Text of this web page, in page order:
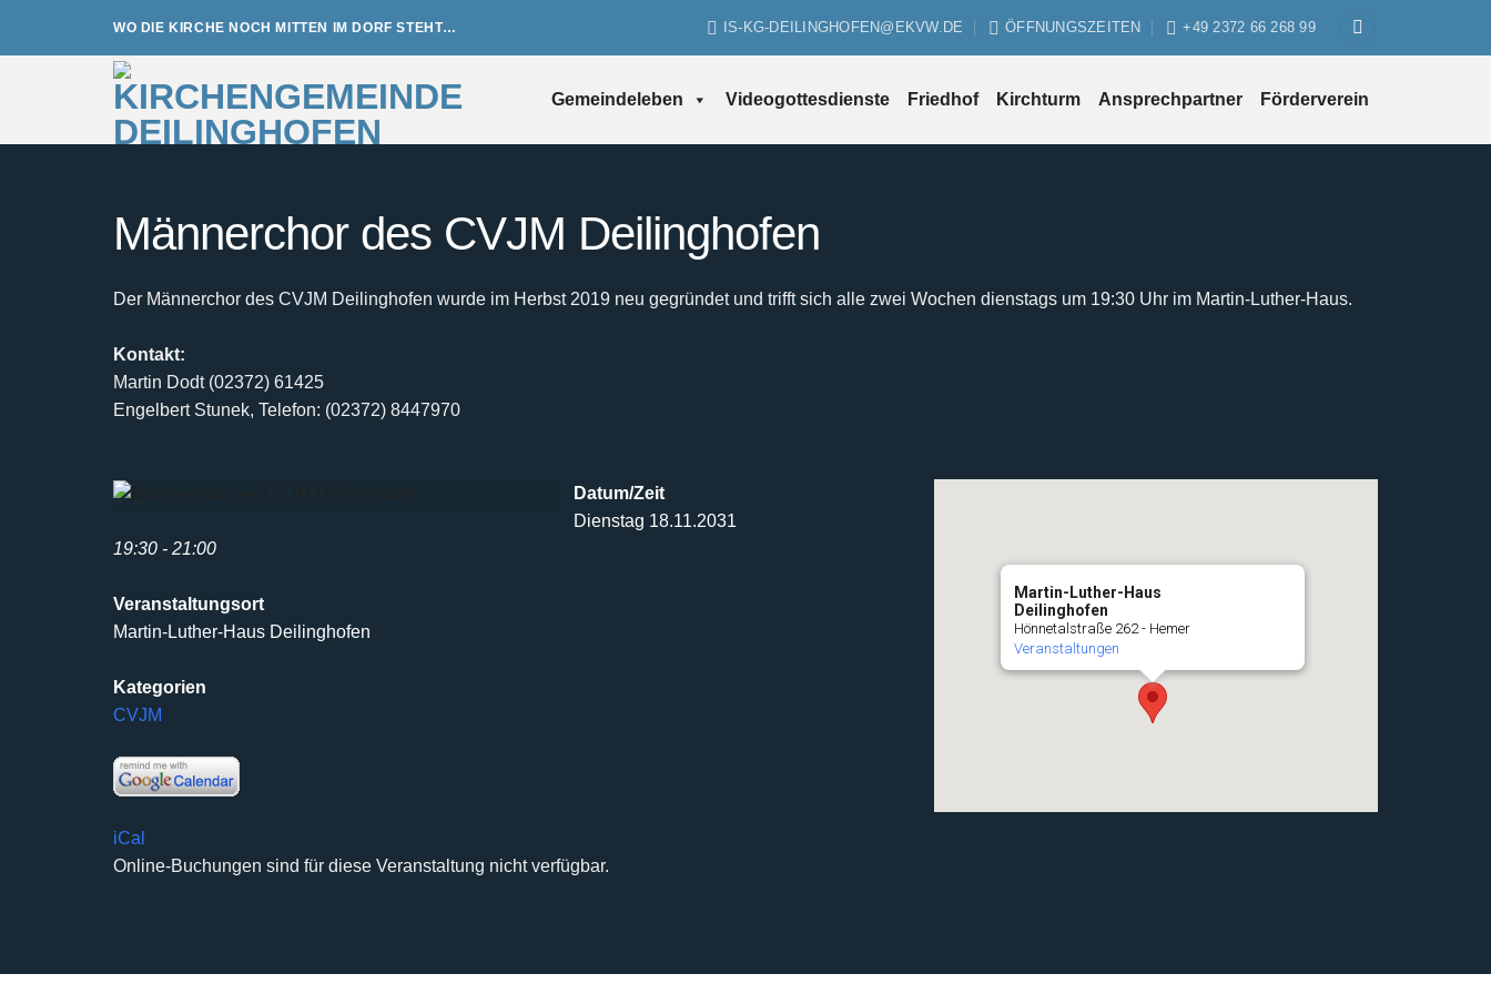
WO DIE KIRCHE NOCH MITTEN IM DORF STEHT… IS-KG-DEILINGHOFEN@EKVW.DE ÖFFNUNGSZEITEN +49 2372 66 268 99
Gemeindeleben Videogottesdienste Friedhof Kirchturm Ansprechpartner Förderverein
Männerchor des CVJM Deilinghofen
Der Männerchor des CVJM Deilinghofen wurde im Herbst 2019 neu gegründet und trifft sich alle zwei Wochen dienstags um 19:30 Uhr im Martin-Luther-Haus.
Kontakt:
Martin Dodt (02372) 61425
Engelbert Stunek, Telefon: (02372) 8447970
Martin-Luther-Haus
Deilinghofen
Hönnetalstraße 262 - Hemer
Veranstaltungen
Datum/Zeit
Dienstag 18.11.2031
19:30 - 21:00
Veranstaltungsort
Martin-Luther-Haus Deilinghofen
Kategorien
CVJM
iCal
Online-Buchungen sind für diese Veranstaltung nicht verfügbar.